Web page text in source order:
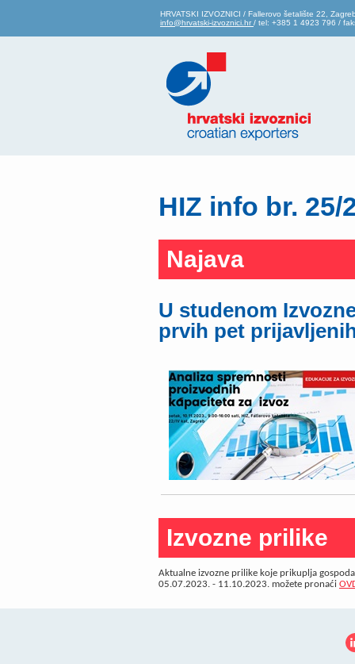
HRVATSKI IZVOZNICI / Fallerovo šetalište 22,
info@hrvatski-izvoznici.hr / tel: +385 1 4923 796 /
HIZ info br. 25/
Najava
U studenom
prvih pet
Izvozne prilike
Aktualne izvozne prilike koje prikuplja
05.07.2023. - 11.10.2023. možete pronaći